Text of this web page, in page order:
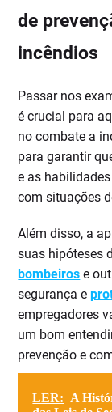
de
incêndios
Passar nos
é crucial para
no combate a
para garantir
e as
com situações
Além disso, a
suas hipóteses
bombeiros e
segurança e
empregadores
um bom
prevenção e
LER: A